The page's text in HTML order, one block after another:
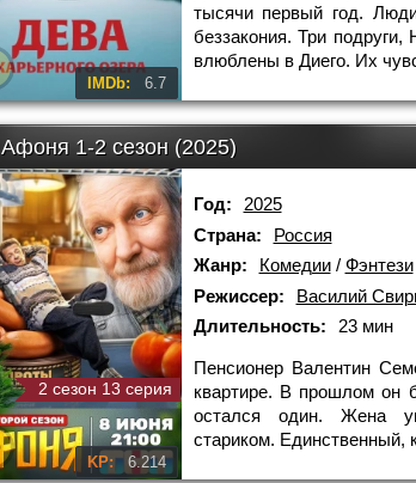
IMDb: 6.7
тысячи первый год.
беззакония. Три
влюблены в Диего. Их
Афоня 1-2 сезон (2025)
2 сезон 13 серия
KP: 6.214
Год:
2025
Страна:
Россия
Жанр:
Комедии/ Фэнтези
Режиссер:
Василий
Длительность:
23 мин
Пенсионер Валентин
квартире. В прошлом он
остался один. Жена
стариком. Единственный,